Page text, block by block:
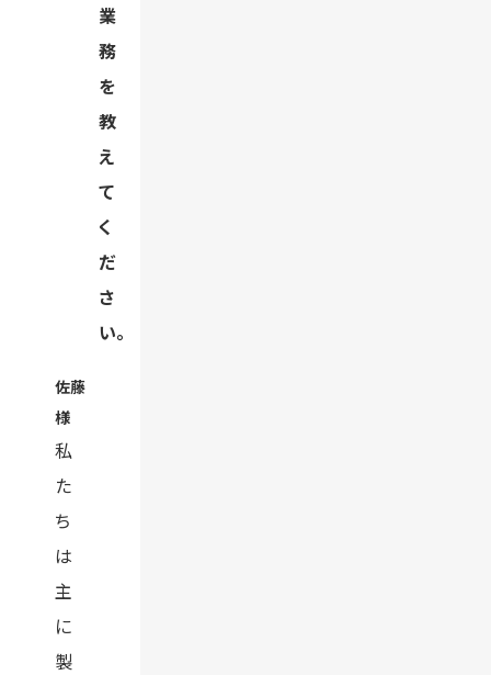
業
務
を
教
え
て
く
だ
さ
い。
佐藤
様
私
た
ち
は
主
に
製